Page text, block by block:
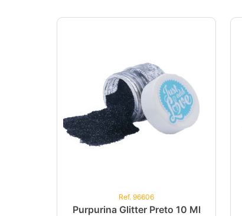
Ref. 96606
Purpurina Glitter Preto 10 Ml